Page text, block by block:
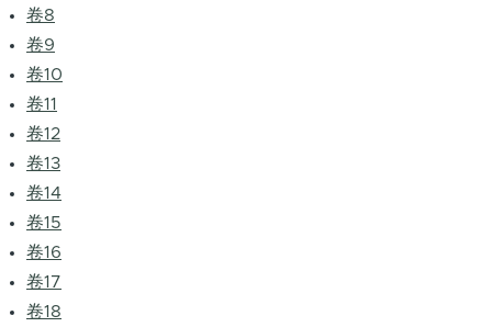
卷8
卷9
卷10
卷11
卷12
卷13
卷14
卷15
卷16
卷17
卷18